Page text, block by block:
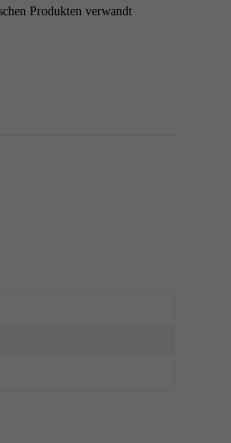
Produkten verwandt